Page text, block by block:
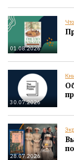
01.08.2026
30.07.2026
28.07.2026